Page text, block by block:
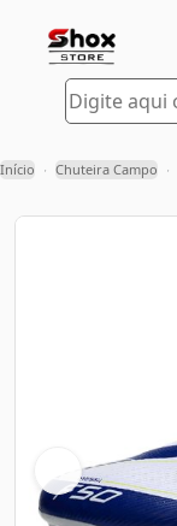
Início › Chuteira Campo ›